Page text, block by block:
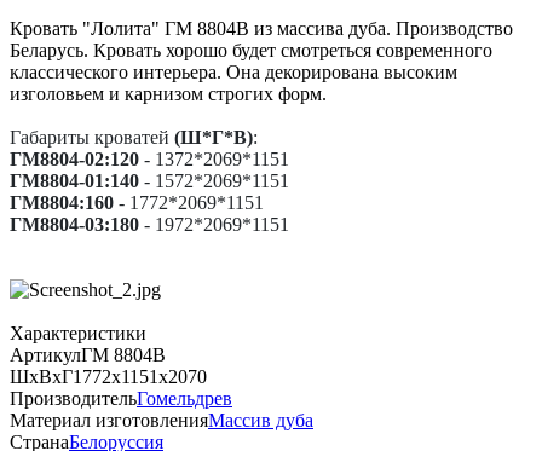
Кровать "Лолита" ГМ 8804В из массива дуба. Производство
Беларусь. Кровать хорошо будет смотреться современного
классического интерьера. Она декорирована высоким
изголовьем и карнизом строгих форм.
Габариты кроватей (Ш*Г*В):
ГМ8804-02:120 - 1372*2069*1151
ГМ8804-01:140 - 1572*2069*1151
ГМ8804:160 - 1772*2069*1151
ГМ8804-03:180 - 1972*2069*1151
Характеристики
АртикулГМ 8804B
ШхВхГ1772х1151х2070
ПроизводительГомельдрев
Материал изготовленияМассив дуба
СтранаБелоруссия